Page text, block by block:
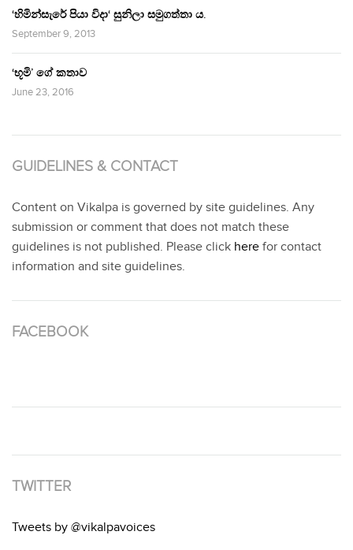
‘හිමින්සැරේ පියා විදා‘ සුනිලා සමුගත්තා ය.
September 9, 2013
‘භූමි’ ගේ කතාව
June 23, 2016
GUIDELINES & CONTACT
Content on Vikalpa is governed by site guidelines. Any
submission or comment that does not match these
guidelines is not published. Please click here for contact
information and site guidelines.
FACEBOOK
TWITTER
Tweets by @vikalpavoices